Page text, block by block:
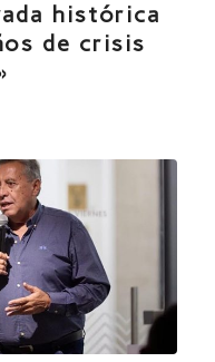
histórica
de crisis